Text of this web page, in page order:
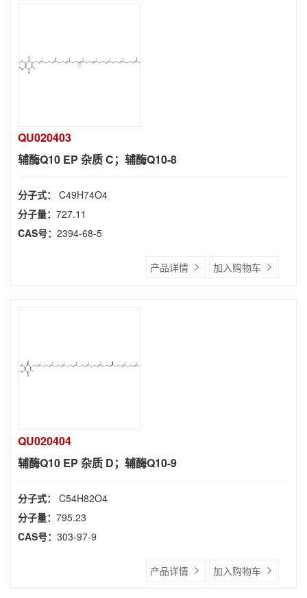
QU020403
辅酶Q10 EP 杂质 C；辅酶Q10-8
分子式： C49H74O4
分子量： 727.11
CAS号： 2394-68-5
产品详情 加入购物车
QU020404
辅酶Q10 EP 杂质 D；辅酶Q10-9
分子式： C54H82O4
分子量： 795.23
CAS号： 303-97-9
产品详情 加入购物车